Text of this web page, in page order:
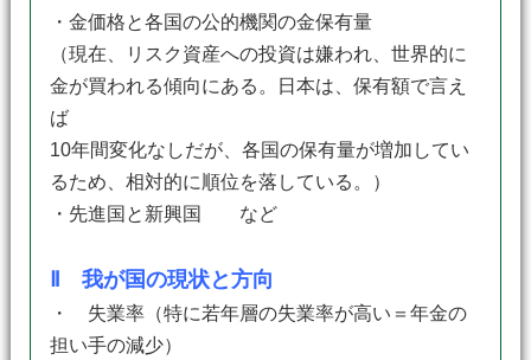
・金価格と各国の公的機関の金保有量
（現在、リスク資産への投資は嫌われ、世界的に
金が買われる傾向にある。日本は、保有額で言え
ば
10年間変化なしだが、各国の保有量が増加してい
るため、相対的に順位を落している。）
・先進国と新興国 など
Ⅱ 我が国の現状と方向
・ 失業率（特に若年層の失業率が高い＝年金の
担い手の減少）